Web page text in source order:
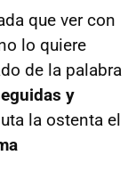
que ver con
lo quiere
de la palabra
y
la ostenta el